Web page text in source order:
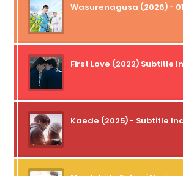
Kaede (2025) - Subtitle